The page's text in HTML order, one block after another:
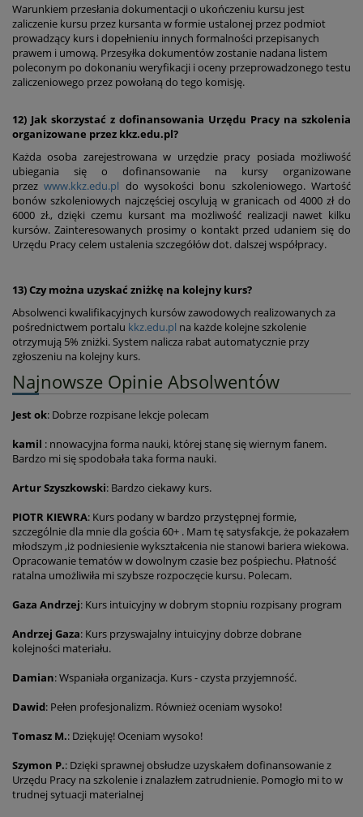
Warunkiem przesłania dokumentacji o ukończeniu kursu jest
zaliczenie kursu przez kursanta w formie ustalonej przez podmiot
prowadzący kurs i dopełnieniu innych formalności przepisanych
prawem i umową. Przesyłka dokumentów zostanie nadana listem
poleconym po dokonaniu weryfikacji i oceny przeprowadzonego testu
zaliczeniowego przez powołaną do tego komisję.
12) Jak skorzystać z dofinansowania Urzędu Pracy na szkolenia
organizowane przez kkz.edu.pl?
Każda osoba zarejestrowana w urzędzie pracy posiada możliwość
ubiegania się o dofinansowanie na kursy organizowane
przezwww.kkz.edu.pl do wysokości bonu szkoleniowego. Wartość
bonów szkoleniowych najczęściej oscylują w granicach od 4000 zł do
6000 zł., dzięki czemu kursant ma możliwość realizacji nawet kilku
kursów. Zainteresowanych prosimy o kontakt przed udaniem się do
Urzędu Pracy celem ustalenia szczegółów dot. dalszej współpracy.
13) Czy można uzyskać zniżkę na kolejny kurs?
Absolwenci kwalifikacyjnych kursów zawodowych realizowanych za
pośrednictwem portalu kkz.edu.pl na każde kolejne szkolenie
otrzymują 5% zniżki. System nalicza rabat automatycznie przy
zgłoszeniu na kolejny kurs.
Najnowsze Opinie Absolwentów
Jest ok: Dobrze rozpisane lekcje polecam
kamil : nnowacyjna forma nauki, której stanę się wiernym fanem.
Bardzo mi się spodobała taka forma nauki.
Artur Szyszkowski: Bardzo ciekawy kurs.
PIOTR KIEWRA: Kurs podany w bardzo przystępnej formie,
szczególnie dla mnie dla gościa 60+ . Mam tę satysfakcje, że pokazałem
młodszym ,iż podniesienie wykształcenia nie stanowi bariera wiekowa.
Opracowanie tematów w dowolnym czasie bez pośpiechu. Płatność
ratalna umożliwiła mi szybsze rozpoczęcie kursu. Polecam.
Gaza Andrzej: Kurs intuicyjny w dobrym stopniu rozpisany program
Andrzej Gaza: Kurs przyswajalny intuicyjny dobrze dobrane
kolejności materiału.
Damian: Wspaniała organizacja. Kurs - czysta przyjemność.
Dawid: Pełen profesjonalizm. Również oceniam wysoko!
Tomasz M.: Dziękuję! Oceniam wysoko!
Szymon P.: Dzięki sprawnej obsłudze uzyskałem dofinansowanie z
Urzędu Pracy na szkolenie i znalazłem zatrudnienie. Pomogło mi to w
trudnej sytuacji materialnej